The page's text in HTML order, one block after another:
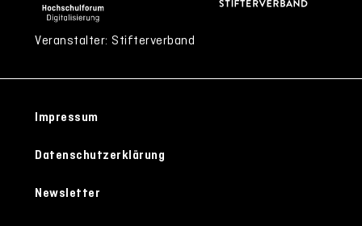
Veranstalter: Stifterverband
Impressum
Datenschutzerklärung
Newsletter